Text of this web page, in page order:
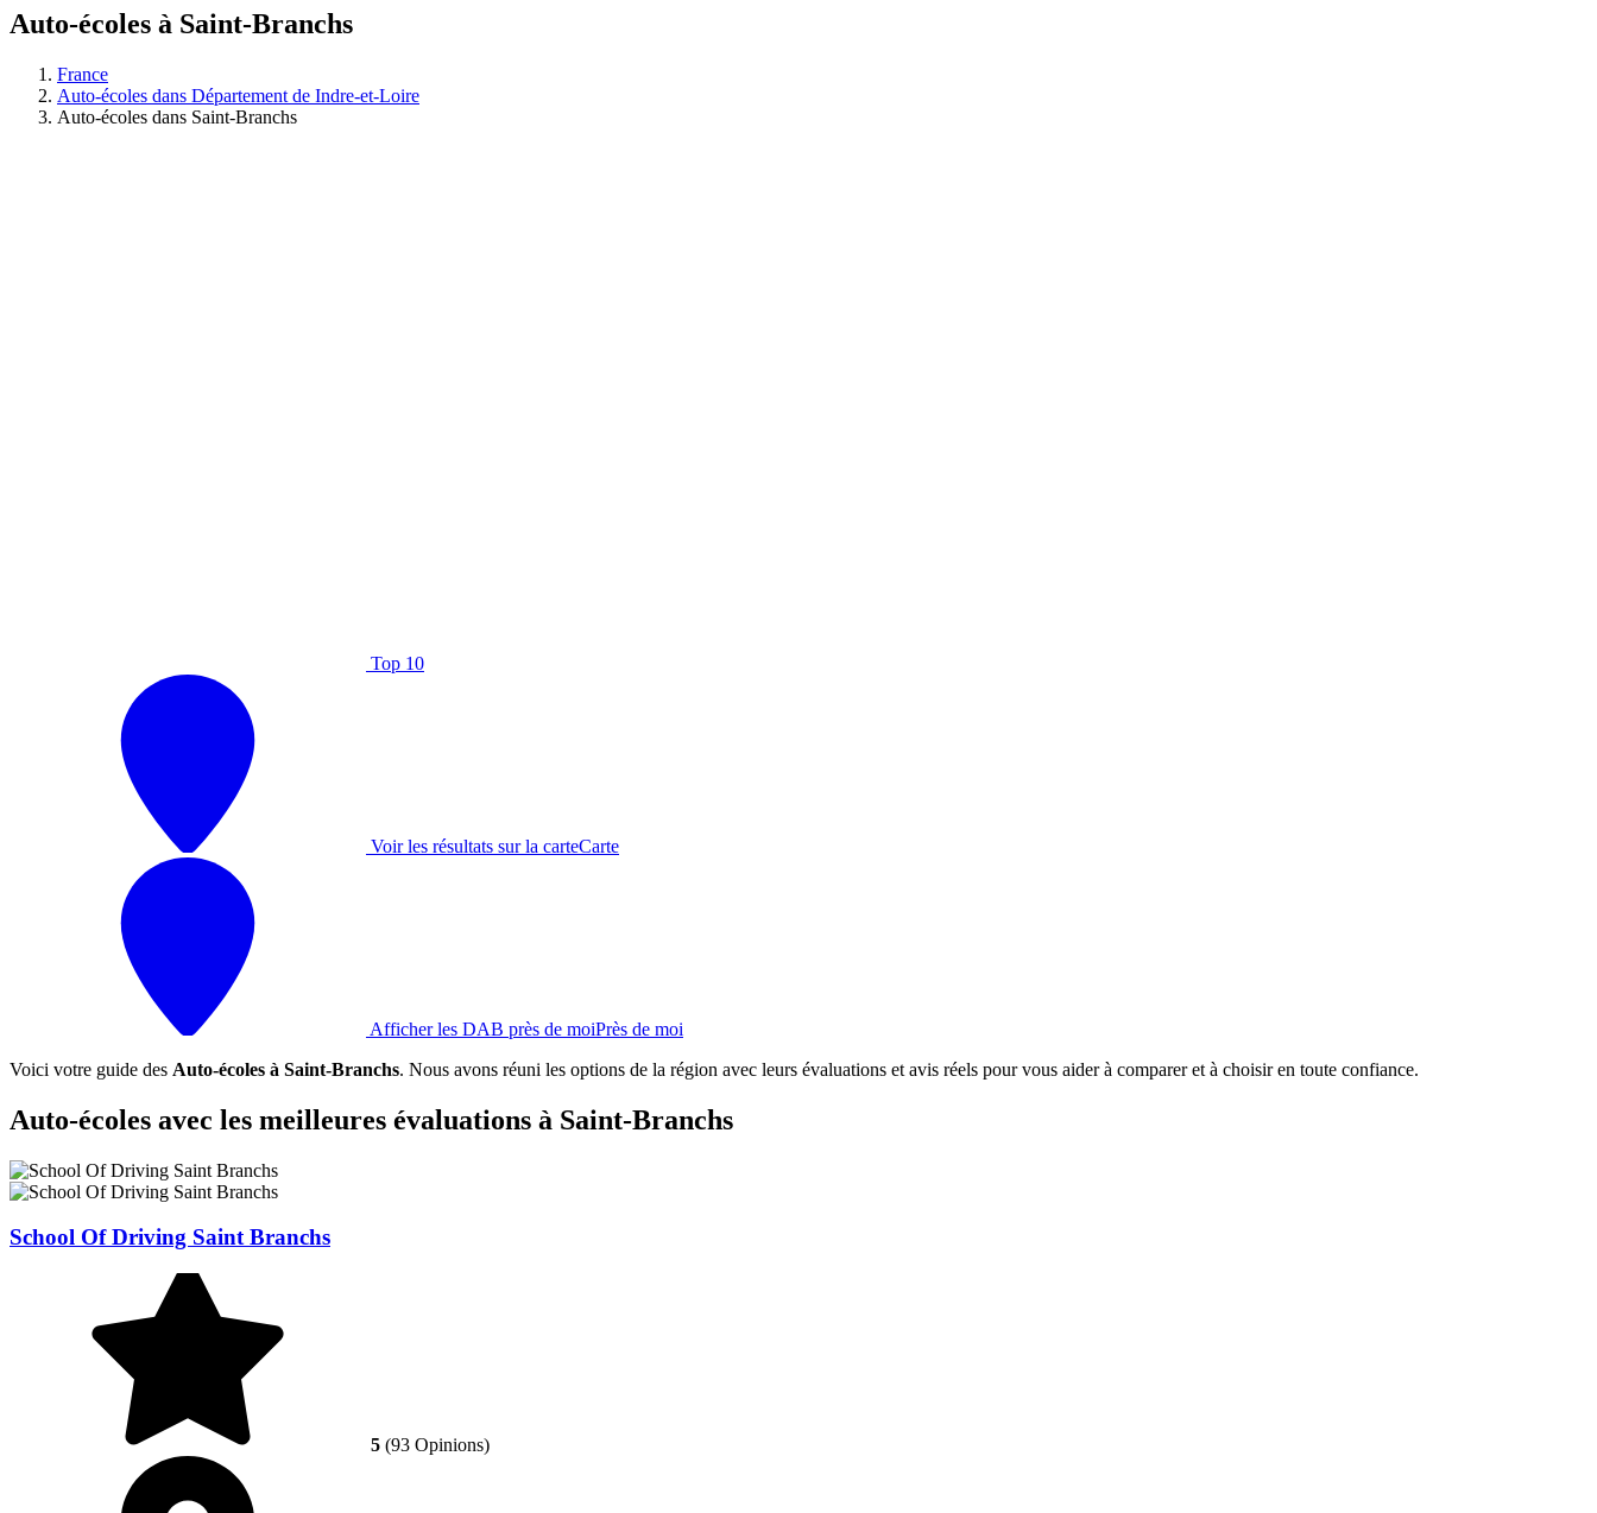
Auto-écoles à Saint-Branchs
France
Auto-écoles dans Département de Indre-et-Loire
Auto-écoles dans Saint-Branchs
Top 10
Voir les résultats sur la carteCarte
Afficher les DAB près de moiPrès de moi
Voici votre guide des Auto-écoles à Saint-Branchs. Nous avons réuni les options de la région avec leurs évaluations et avis réels pour vous aider à comparer et à choisir en toute confiance.
Auto-écoles avec les meilleures évaluations à Saint-Branchs
School Of Driving Saint Branchs
5 (93 Opinions)